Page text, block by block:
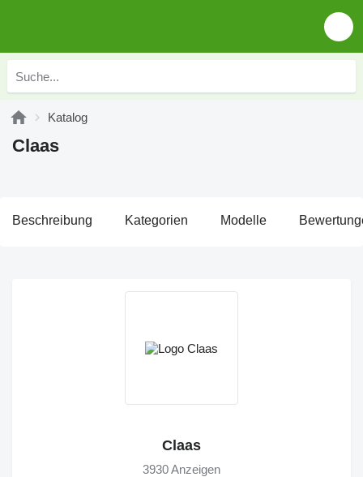
Katalog
Claas
Beschreibung Kategorien Modelle
Claas
3930 Anzeigen